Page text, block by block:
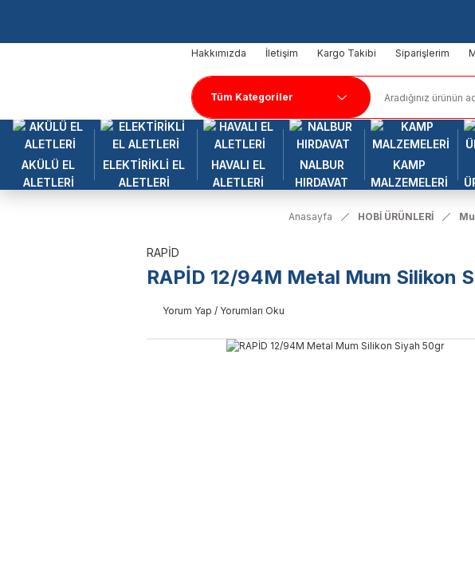
Hakkımızda İletişim Kargo Takibi Siparişlerim
AKÜLÜ EL
ALETLERİ
ELEKTİRİKLİ EL
ALETLERİ
HAVALI EL
ALETLERİ
NALBUR
HIRDAVAT
KAMP
MALZEMELERİ
Anasayfa HOBİ ÜRÜNLERİ
RAPİD
RAPİD 12/94M Metal Mum Silikon
Yorum Yap / Yorumları Oku